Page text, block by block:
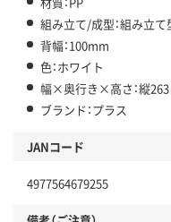
組み立て/成型：組み立て
背幅：100mm
色：ホワイト
幅×奥行き×高さ：縦
ブランド：プラス
JANコード
4977564679255